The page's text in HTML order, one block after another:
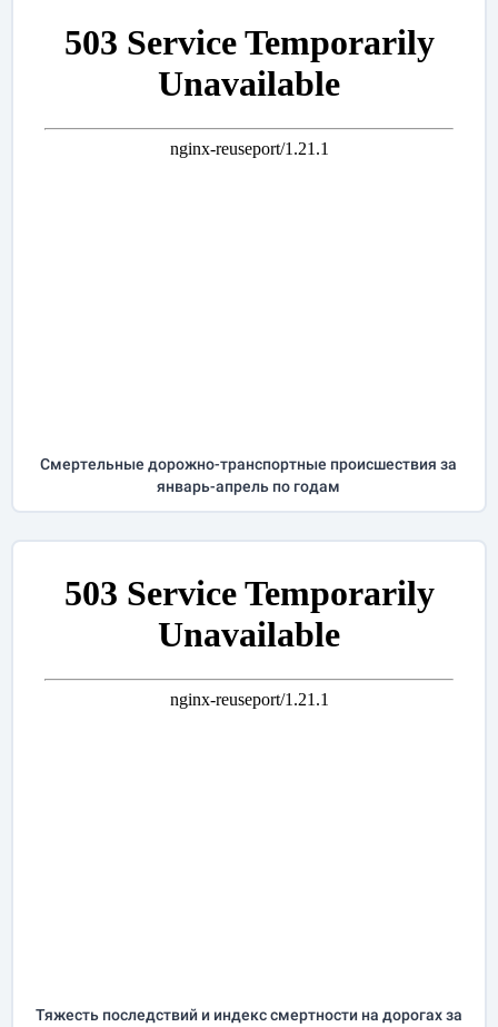
Cмертельные дорожно-транспортные происшествия за
январь-апрель по годам
Тяжесть последствий и индекс смертности на дорогах за